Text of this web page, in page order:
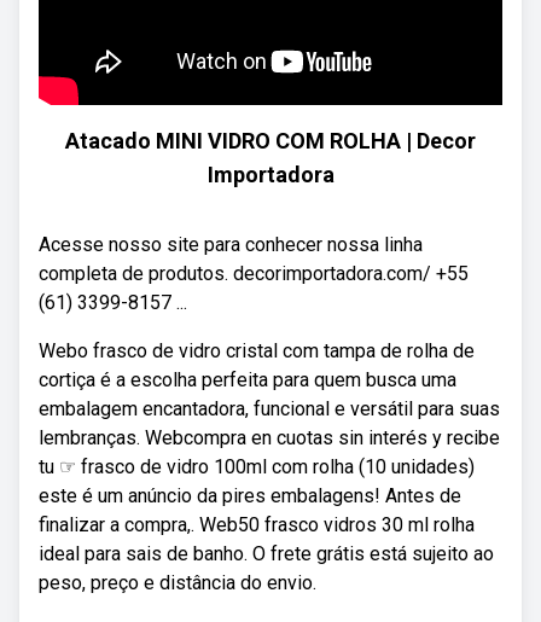
Atacado MINI VIDRO COM ROLHA | Decor
Importadora
Acesse nosso site para conhecer nossa linha
completa de produtos. decorimportadora.com/ +55
(61) 3399-8157 ...
Webo frasco de vidro cristal com tampa de rolha de
cortiça é a escolha perfeita para quem busca uma
embalagem encantadora, funcional e versátil para suas
lembranças. Webcompra en cuotas sin interés y recibe
tu ☞ frasco de vidro 100ml com rolha (10 unidades)
este é um anúncio da pires embalagens! Antes de
finalizar a compra,. Web50 frasco vidros 30 ml rolha
ideal para sais de banho. O frete grátis está sujeito ao
peso, preço e distância do envio.